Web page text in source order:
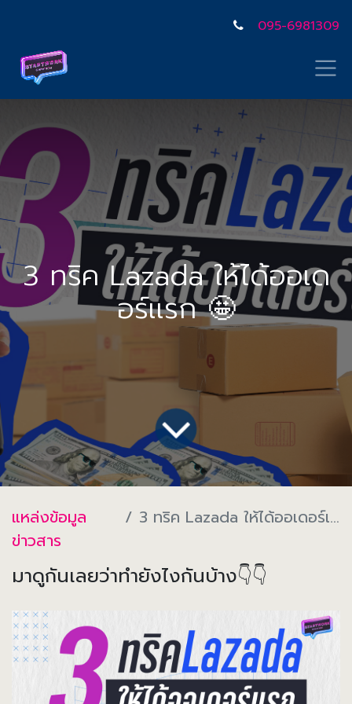
095-6981309
3 ทริค Lazada ให้ได้ออเด
อร์เเรก 🤩
แหล่งข้อมูล
ข่าวสาร
3 ทริค Lazada ให้ได้ออเดอร์เเรก 🤩
มาดูกันเลยว่าทำยังไงกันบ้าง👇👇